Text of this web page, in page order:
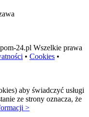
24.pl Wszelkie prawa
• Cookies •
aby świadczyć usługi
ze strony oznacza, że
>